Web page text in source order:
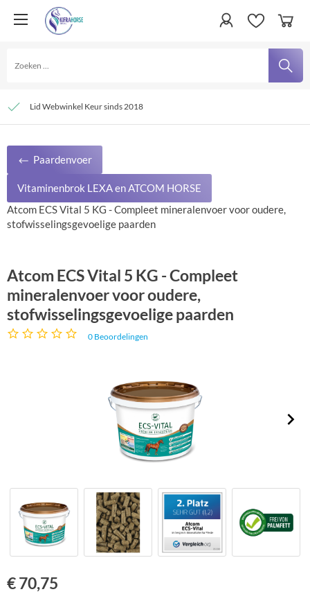
Persoonlijke service
Verzending € 4,95 en gratis bij besteding vanaf € 100,- binnen Nederland
Lid Webwinkel Keur sinds 2018
Paardenvoer
Vitaminenbrok LEXA en ATCOM HORSE
Atcom ECS Vital 5 KG - Compleet mineralenvoer voor oudere,
stofwisselingsgevoelige paarden
Atcom ECS Vital 5 KG - Compleet
mineralenvoer voor oudere,
stofwisselingsgevoelige paarden
0 Beoordelingen
€70,75